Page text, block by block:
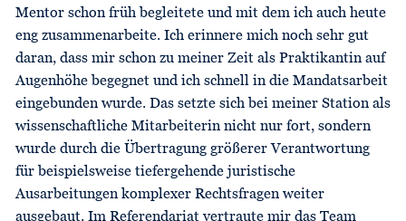
Mentor schon früh begleitete und mit dem ich auch heute
eng zusammenarbeite. Ich erinnere mich noch sehr gut
daran, dass mir schon zu meiner Zeit als Praktikantin auf
Augenhöhe begegnet und ich schnell in die Mandatsarbeit
eingebunden wurde. Das setzte sich bei meiner Station als
wissenschaftliche Mitarbeiterin nicht nur fort, sondern
wurde durch die Übertragung größerer Verantwortung
für beispielsweise tiefergehende juristische
Ausarbeitungen komplexer Rechtsfragen weiter
ausgebaut. Im Referendariat vertraute mir das Team